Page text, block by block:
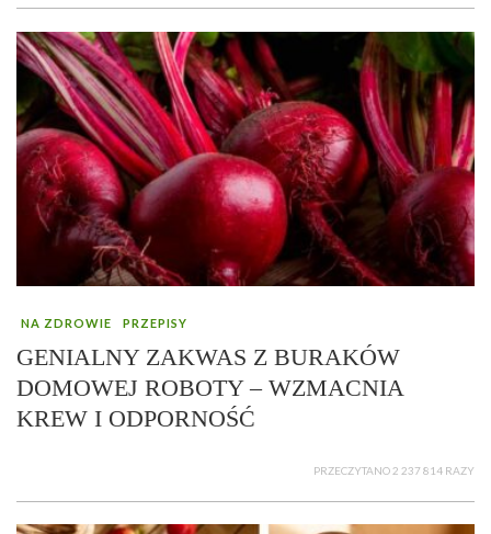
NA ZDROWIE PRZEPISY
GENIALNY ZAKWAS Z BURAKÓW
DOMOWEJ ROBOTY – WZMACNIA
KREW I ODPORNOŚĆ
PRZECZYTANO 2 237 814 RAZY